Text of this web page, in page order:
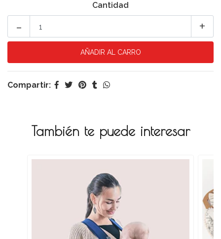
Cantidad
+
-
Compartir:
También te puede interesar